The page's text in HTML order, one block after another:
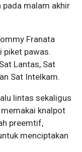
malam akhir
Franata
piket pawas.
Lantas, Sat
Sat Intelkam.
lintas sekaligus
knalpot
preemtif,
menciptakan